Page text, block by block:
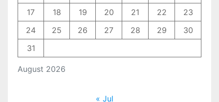
August 2026
17
18 19 20 21 22
23
24
25 26 27 28 29
30
31
« Jul